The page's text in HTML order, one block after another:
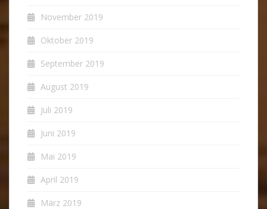
November 2019
Oktober 2019
September 2019
August 2019
Juli 2019
Juni 2019
Mai 2019
April 2019
März 2019